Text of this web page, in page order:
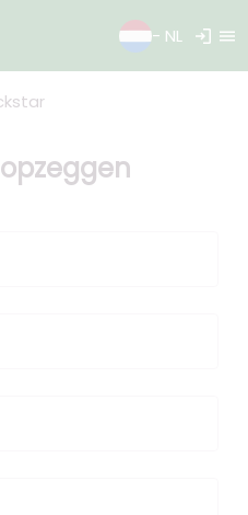
- NL login menu